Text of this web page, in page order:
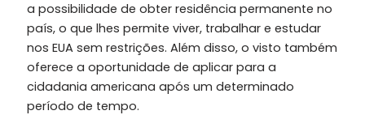
a possibilidade de obter residência permanente no
país, o que lhes permite viver, trabalhar e estudar
nos EUA sem restrições. Além disso, o visto também
oferece a oportunidade de aplicar para a
cidadania americana após um determinado
período de tempo.